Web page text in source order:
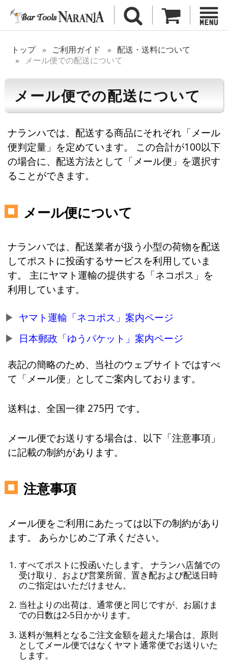
トップ ご利用ガイド
配送・送料について
メール便での配送について
メール便での配送について
ナランハでは、配送する商品にそれぞれ「メール
便判定量」を定めています。 この合計が100以下
の場合に、配送方法として「メール便」を選択す
ることができます。
メール便について
ナランハでは、配送業者が扱う小型の荷物を配送
してポストに投函するサービスを利用していま
す。 主にヤマト運輸の提供する「ネコポス」を
利用しています。
ヤマト運輸「ネコポス」案内ページ
日本郵政「ゆうパケット」案内ページ
表記の簡略のため、当社のウェブサイトではすべ
て「メール便」としてご案内しております。
送料は、全国一律 275円 です。
メール便でお送りする場合は、以下「注意事項」
に記載の制約があります。
注意事項
メール便をご利用にあたっては以下の制約があり
ます。 あらかじめご了承ください。
すべてポストに投函いたします。 ナランハ店舗での
受け取り、および営業所留、置き配および配送日時
のご指定はいただけません。
当社よりの出荷は、通常便と同じですが、お届けま
での日数は2-5日かかります。
送料が無料となるご注文金額を超えた場合は、原則
としてメール便ではなくヤマト通常便でお送りいた
します。